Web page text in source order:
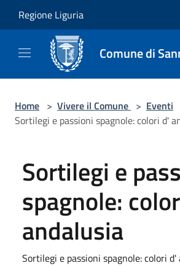
Regione Liguria
Comune di
Home > Vivere il Comune > Eventi
Sortilegi e passioni spagnole: colori d'
Sortilegi e
spagnole:
andalusia
Sortilegi e passioni spagnole: colori d'